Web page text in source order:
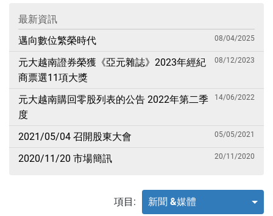
最新資訊
邁向數位繁榮時代
08/04/2025
元大越南證券榮獲《亞元雜誌》2023年經紀
商票選11項大獎
08/12/2023
元大越南購回零股列表的公告 2022年第二季
度
14/06/2022
2021/05/04 召開股東大會 05/05/2021
2020/11/20 市場簡訊 20/11/2020
項目: 新聞 &媒體